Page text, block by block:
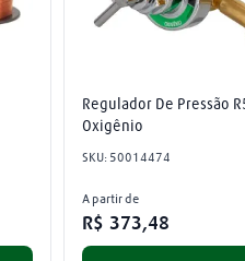
Regulador De Pressão
Oxigênio
SKU: 50014474
A partir de
R$ 373,48